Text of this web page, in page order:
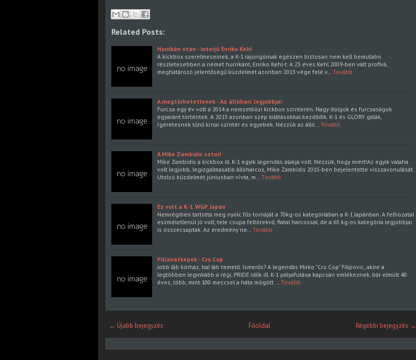
Related Posts:
Hurrikán után - interjú Enriko Kehl
A kickbox szerelmeseinek, a K-1 rajongóinak egészen biztosan nem kell bemutatni
részletesebben a német hurrikánt, Enriko Kehl-t. A 23 éves Kehl 2009-ben vált profivá,
meghatározó jelentőségű küzdelmét azonban 2013 vége felé v… Tovább
A megtörhetetlenek - Az állóharc legjobbjai
Furcsa egy év volt a 2014 a nemzetközi kickbox színterén. Nagy dolgok és furcsaságok
egyaránt történtek. A 2015 azonban szép kilátásokkal kezdődik. K-1 és GLORY gálák,
ígéretesnek tűnő kínai színtér és egyebek. Nézzük az álló… Tovább
A Mike Zambidis sztori
Mike Zambidis a kickbox ill. K-1 egyik legendás alakja volt. Nézzük, hogy miért!Az egyik valaha
volt legjobb, legizgalmasabb állóharcos, Mike Zambidis 2015-ben bejelentette visszavonulását.
Utolsó küzdelmét júniusban vívta, m… Tovább
Ez volt a K-1 WGP Japán
Nemrégiben tartotta meg nyolc fős tornáját a 70kg-os kategóriában a K-1 Japánban. A felhozatal
eszméletlenül jó volt, tele csupa feltörekvő, fiatal harcossal, de a 65 kg-os kategória legjobbjai
is összecsaptak. Az eredmény ne… Tovább
Pillanatképek - Cro Cop
Jobb láb kórház, bal láb temető. Ismerős? A legendás Mirko "Cro Cop" Filipovic, akire a
legtöbben leginkább a régi, PRIDE idők ill. K-1 pályafutása kapcsán emlékeznek, bár elmúlt 40
éves, több, mint 100 meccsel a háta mögött … Tovább
← Újabb bejegyzés Régebbi bejegyzés →
Főoldal